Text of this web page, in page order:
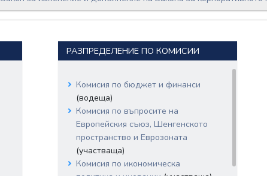
РАЗПРЕДЕЛЕНИЕ ПО КОМИСИИ
Комисия по бюджет и финанси
(водеща)
Комисия по въпросите на
Европейския съюз, Шенгенското
пространство и Еврозоната
(участваща)
Комисия по икономическа